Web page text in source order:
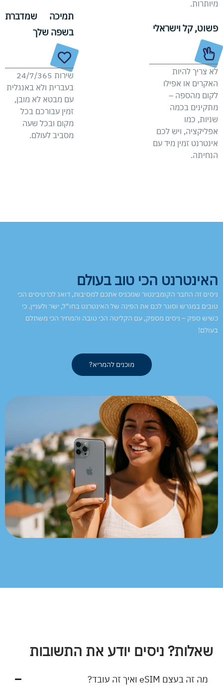
מיותרות.
פשוט, קל וישראלי
לא צריך להיות
האקרים או אפילו
לקום מהספה –
מתקינים בכמה
שניות, כמו
אפליקציה, ויש לכם
אינטרנט זמין מיד עם
הנחיתה.
תמיכה שמדברת
בשפה שלך
שירות 24/7/365
בעברית ולא באנגלית
עם מבטא לא מובן,
זמין עבורכם בכל
מקום ובכל שעה
מסביב לעולם.
האינטרנט הכי טוב בעולם
ניסים זה החבר הקומבינטור שמכניס אתכם למסיבות, דואג לכרטיסים הכי
טובים במגרש וסוגר לכם את הפינה של האינטרנט בחו”ל, ישר ולעניין. כי
כשיש ספק – ניסים מספק, עם הקליטה הכי טובה והמחיר הכי משתלם
בעולם!
מוכנים להמריא?
שאלות? ניסים יודע את התשובות
מה זה בעצם eSIM ואיך זה עובד?